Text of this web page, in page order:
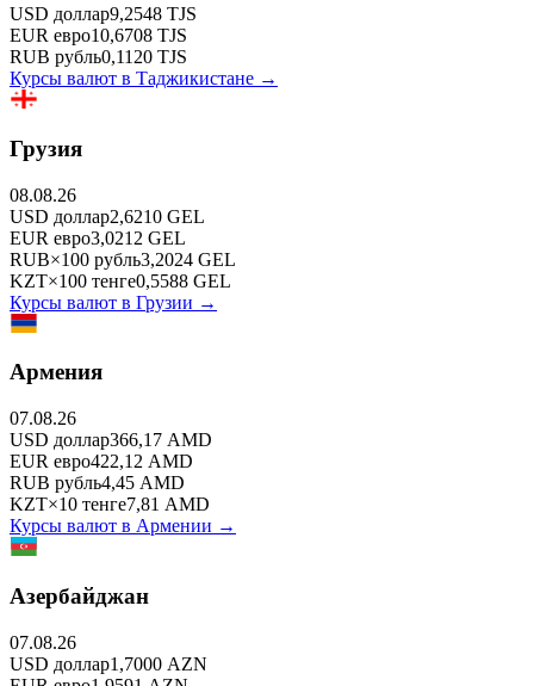
USD доллар9,2548 TJS
EUR евро10,6708 TJS
RUB рубль0,1120 TJS
Курсы валют в Таджикистане →
Грузия
08.08.26
USD доллар2,6210 GEL
EUR евро3,0212 GEL
RUB×100 рубль3,2024 GEL
KZT×100 тенге0,5588 GEL
Курсы валют в Грузии →
Армения
07.08.26
USD доллар366,17 AMD
EUR евро422,12 AMD
RUB рубль4,45 AMD
KZT×10 тенге7,81 AMD
Курсы валют в Армении →
Азербайджан
07.08.26
USD доллар1,7000 AZN